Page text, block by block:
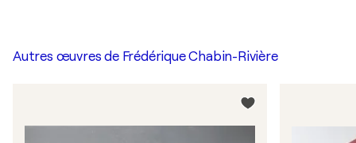
Autres œuvres de Frédérique Chabin-Rivière